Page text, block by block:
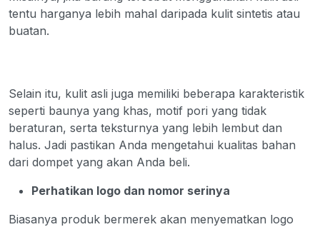
tentu harganya lebih mahal daripada kulit sintetis atau
buatan.
Selain itu, kulit asli juga memiliki beberapa karakteristik
seperti baunya yang khas, motif pori yang tidak
beraturan, serta teksturnya yang lebih lembut dan
halus. Jadi pastikan Anda mengetahui kualitas bahan
dari dompet yang akan Anda beli.
Perhatikan logo dan nomor serinya
Biasanya produk bermerek akan menyematkan logo